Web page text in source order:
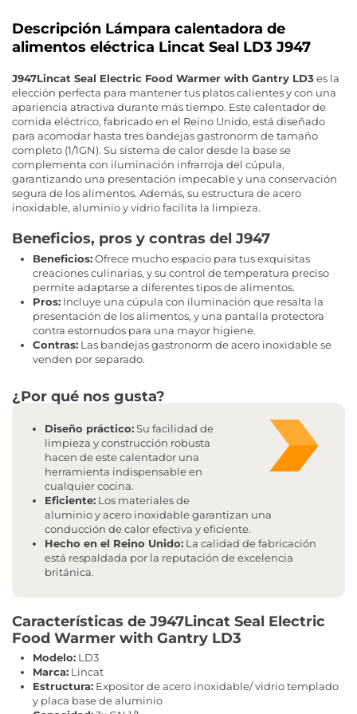
Descripción Lámpara calentadora de
alimentos eléctrica Lincat Seal LD3 J947
J947Lincat Seal Electric Food Warmer with Gantry LD3es la
elección perfecta para mantener tus platos calientes y con una
apariencia atractiva durante más tiempo. Este calentador de
comida eléctrico, fabricado en el Reino Unido, está diseñado
para acomodar hasta tres bandejas gastronorm de tamaño
completo (1/1GN). Su sistema de calor desde la base se
complementa con iluminación infrarroja del cúpula,
garantizando una presentación impecable y una conservación
segura de los alimentos. Además, su estructura de acero
inoxidable, aluminio y vidrio facilita la limpieza.
Beneficios, pros y contras del J947
Beneficios:Ofrece mucho espacio para tus exquisitas
creaciones culinarias, y su control de temperatura preciso
permite adaptarse a diferentes tipos de alimentos.
Pros: Incluye una cúpula con iluminación que resalta la
presentación de los alimentos, y una pantalla protectora
contra estornudos para una mayor higiene.
Contras: Las bandejas gastronorm de acero inoxidable se
venden por separado.
¿Por qué nos gusta?
Diseño práctico:Su facilidad de
limpieza y construcción robusta
hacen de este calentador una
herramienta indispensable en
cualquier cocina.
Eficiente: Los materiales de
aluminio y acero inoxidable garantizan una
conducción de calor efectiva y eficiente.
Hecho en el Reino Unido: La calidad de fabricación
está respaldada por la reputación de excelencia
británica.
Características de J947Lincat Seal Electric
Food Warmer with Gantry LD3
Modelo: LD3
Marca: Lincat
Estructura: Expositor de acero inoxidable/ vidrio templado
y placa base de aluminio